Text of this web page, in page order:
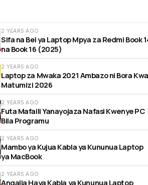
2 YEARS AGO
Sifa na Bei ya Laptop Mpya za Redmi Book
na Book 16 (2025)
2 YEARS AGO
Laptop za Mwaka 2021 Ambazo ni Bora Kwa
Matumizi 2026
2 YEARS AGO
Futa Mafaili Yanayojaza Nafasi Kwenye PC
Bila Programu
2 YEARS AGO
Mambo ya Kujua Kabla ya Kununua Laptop
ya MacBook
2 YEARS AGO
Angalia Haya Kabla ya Kununua Laptop